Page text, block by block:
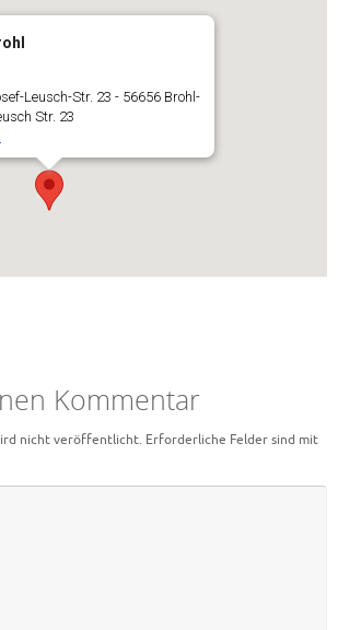
Leusch-Str. 23 - 56656 Brohl-
Str. 23
Kommentar
nicht veröffentlicht. Erforderliche Felder sind mit